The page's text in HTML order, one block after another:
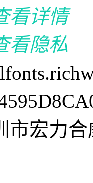
看详情
看隐私
市宏力